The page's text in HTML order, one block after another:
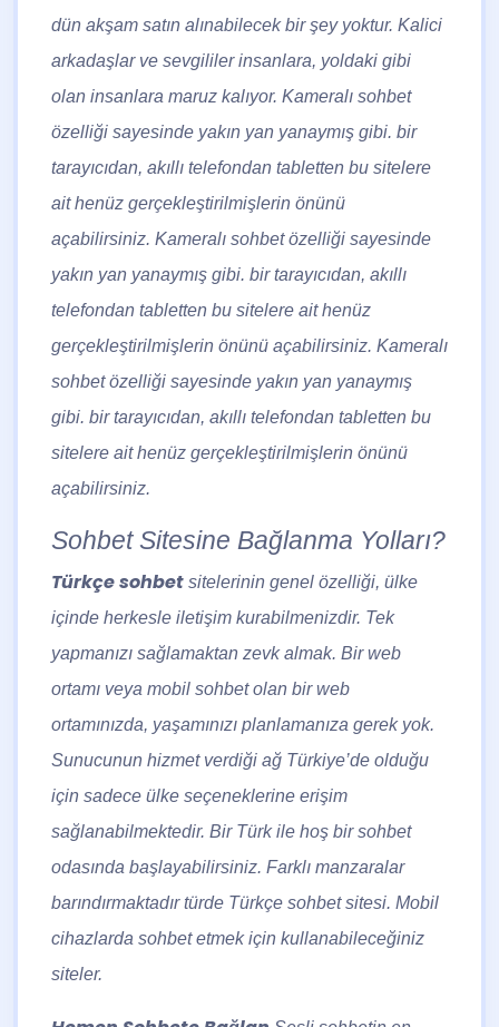
dün akşam satın alınabilecek bir şey yoktur. Kalici
arkadaşlar ve sevgililer insanlara, yoldaki gibi
olan insanlara maruz kalıyor. Kameralı sohbet
özelliği sayesinde yakın yan yanaymış gibi. bir
tarayıcıdan, akıllı telefondan tabletten bu sitelere
ait henüz gerçekleştirilmişlerin önünü
açabilirsiniz. Kameralı sohbet özelliği sayesinde
yakın yan yanaymış gibi. bir tarayıcıdan, akıllı
telefondan tabletten bu sitelere ait henüz
gerçekleştirilmişlerin önünü açabilirsiniz. Kameralı
sohbet özelliği sayesinde yakın yan yanaymış
gibi. bir tarayıcıdan, akıllı telefondan tabletten bu
sitelere ait henüz gerçekleştirilmişlerin önünü
açabilirsiniz.
Sohbet Sitesine Bağlanma Yolları?
Türkçe sohbet sitelerinin genel özelliği, ülke
içinde herkesle iletişim kurabilmenizdir. Tek
yapmanızı sağlamaktan zevk almak. Bir web
ortamı veya mobil sohbet olan bir web
ortamınızda, yaşamınızı planlamanıza gerek yok.
Sunucunun hizmet verdiği ağ Türkiye’de olduğu
için sadece ülke seçeneklerine erişim
sağlanabilmektedir. Bir Türk ile hoş bir sohbet
odasında başlayabilirsiniz. Farklı manzaralar
barındırmaktadır türde Türkçe sohbet sitesi. Mobil
cihazlarda sohbet etmek için kullanabileceğiniz
siteler.